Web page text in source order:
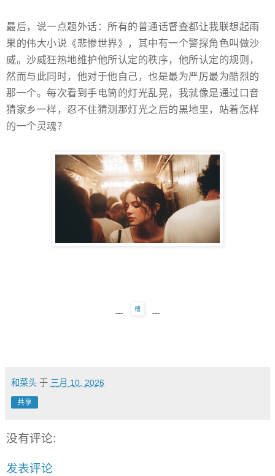
最后，说一点题外话：所有的普通话督查都让我联想起雨
果的伟大小说《悲惨世界》，其中有一个警探角色叫做沙
威。沙威狂热地维护他所认定的秩序，他所认定的规则，
然而与此同时，他对于他自己，也是最为严厉最为酷烈的
那一个。每次看到手电筒的灯光乱晃，我就像是通过口音
猜家乡一样，忍不住猜测那灯光之后的黑地里，站着怎样
的一个灵魂？
--- ---
和菜头 于 三月 10, 2026
共享
没有评论:
发表评论